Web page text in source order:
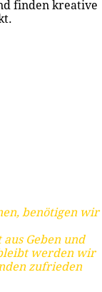
finden kreative
benötigen wir
Geben und
werden wir
zufrieden